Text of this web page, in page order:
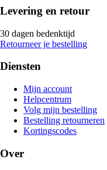
Levering en retour
30 dagen bedenktijd
Retourneer je bestelling
Diensten
Mijn account
Helpcentrum
Volg mijn bestelling
Bestelling retourneren
Kortingscodes
Over